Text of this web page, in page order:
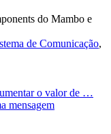
do Mambo e
de Comunicação,
o valor de …
mensagem